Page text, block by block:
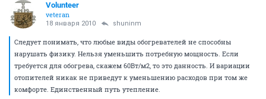
Volunteer
veteran
18 января 2010 shuninm
Следует понимать, что любые виды обогревателей не способны
нарушать физику. Нельзя уменьшить потребную мощность. Если
требуется для обогрева, скажем 60Вт/м2, то это данность. И вариации
отопителей никак не приведут к уменьшению расходов при том же
комфорте. Единственный путь утепление.